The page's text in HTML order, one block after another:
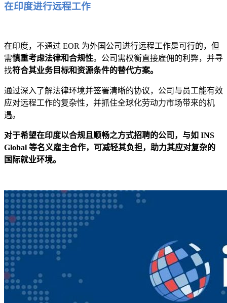
在印度进行远程工作
在印度，不通过 EOR 为外国公司进行远程工作是可行的，但
需慎重考虑法律和合规性。公司需权衡直接雇佣的利弊，并寻
找符合其业务目标和资源条件的替代方案。
通过深入了解法律环境并签署清晰的协议，公司与员工能有效
应对远程工作的复杂性，并抓住全球化劳动力市场带来的机
遇。
对于希望在印度以合规且顺畅之方式招聘的公司，与如 INS
Global 等名义雇主合作，可减轻其负担，助力其应对复杂的
国际就业环境。